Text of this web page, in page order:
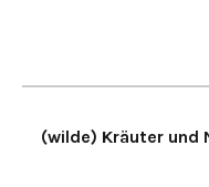
(wilde) Kräuter und